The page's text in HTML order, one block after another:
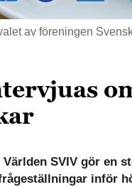
av föreningen
SVIV gör en
inför